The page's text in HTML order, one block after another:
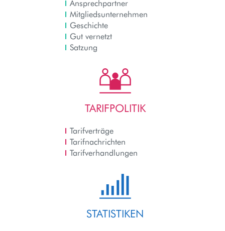
Ansprechpartner
Mitgliedsunternehmen
Geschichte
Gut vernetzt
Satzung
TARIFPOLITIK
Tarifverträge
Tarifnachrichten
Tarifverhandlungen
STATISTIKEN